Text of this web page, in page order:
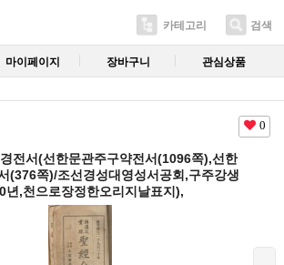
카테고리 검색
마이페이지 장바구니 관심상품
0
전서(선한문관주구약전서(1096쪽),선한
(376쪽)/조선경성대영성서공회,구주강생
년,천으로장정한오리지날표지),